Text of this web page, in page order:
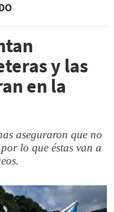
y las
en la
aseguraron que no
lo que éstas van a